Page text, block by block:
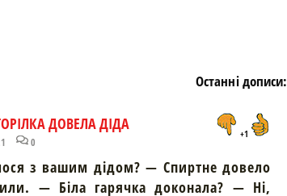
Останні дописи:
ДОВЕЛА ДІДА
0
+1
з вашим дідом? — Спиртне довело
— Біла гарячка доконала? — Ні,